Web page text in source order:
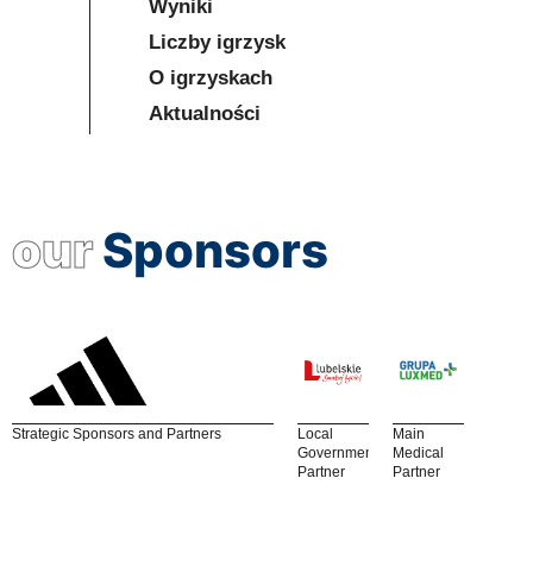
Wyniki
Liczby igrzysk
O igrzyskach
Aktualności
ourSponsors
Strategic Sponsors and Partners
Local
Government
Partner
Main
Medical
Partner